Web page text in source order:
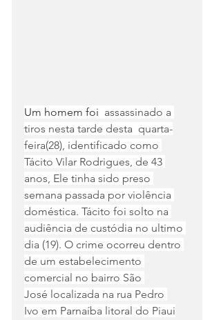
Um homem foi assassinado a
tiros nesta tarde desta  quarta-
feira(28), identificado como
Tácito Vilar Rodrigues, de 43
anos, Ele tinha sido preso
semana passada por violência
doméstica. Tácito foi solto na
audiência de custódia no ultimo
dia (19). O crime ocorreu dentro
de um estabelecimento
comercial no bairro São
José localizada na rua Pedro
Ivo em Parnaíba litoral do Piaui